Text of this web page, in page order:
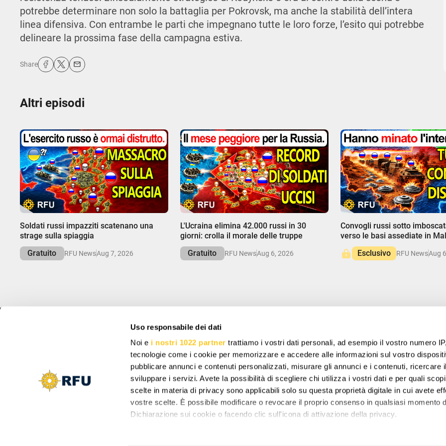
Uso responsabile dei dati
Noi e i nostri 1022 partner trattiamo i vostri dati personali, ad esempio il vostro numero
tecnologie come i cookie per memorizzare e accedere alle informazioni sul vostro
pubblicare annunci e contenuti personalizzati, misurare gli annunci e i contenuti, ricercare
sviluppare i servizi. Avete la possibilità di scegliere chi utilizza i vostri dati e per quali
scelte in materia di privacy sono applicabili solo su questa proprietà digitale in cui avete
vostre scelte. È possibile modificare o revocare il proprio consenso in qualsiasi momento
Dichiarazione sui cookie o facendo clic sull'icona di attivazione della privacy.
potrebbe determinare non solo la battaglia per Pokrovsk, ma anche la stabilità dell’intera
linea difensiva. Con entrambe le parti che impegnano tutte le loro forze, l’esito qui potrebbe
delineare la prossima fase della campagna estiva.
Share
Altri episodi
Soldati russi impazziti scatenano una
strage sulla spiaggia
Gratuito
RFU NewsAug 7, 2026
L'Ucraina elimina 42.000 russi in 30
giorni: crolla il morale delle truppe
Gratuito
RFU NewsAug 6, 2026
Convogli russi sotto
verso le basi assediate in
Esclusivo
RFU NewsAug
Vacancy: Reporter
Vacancy: Localization Specialist
Iscriviti per ricevere offerte speciali, regali gratuiti e offerte uniche.
Iscrivendoti accetti la nostraPolitica sulla Privacye fornisci il consenso per ricevere
aggiornamenti dalla nostra azienda.